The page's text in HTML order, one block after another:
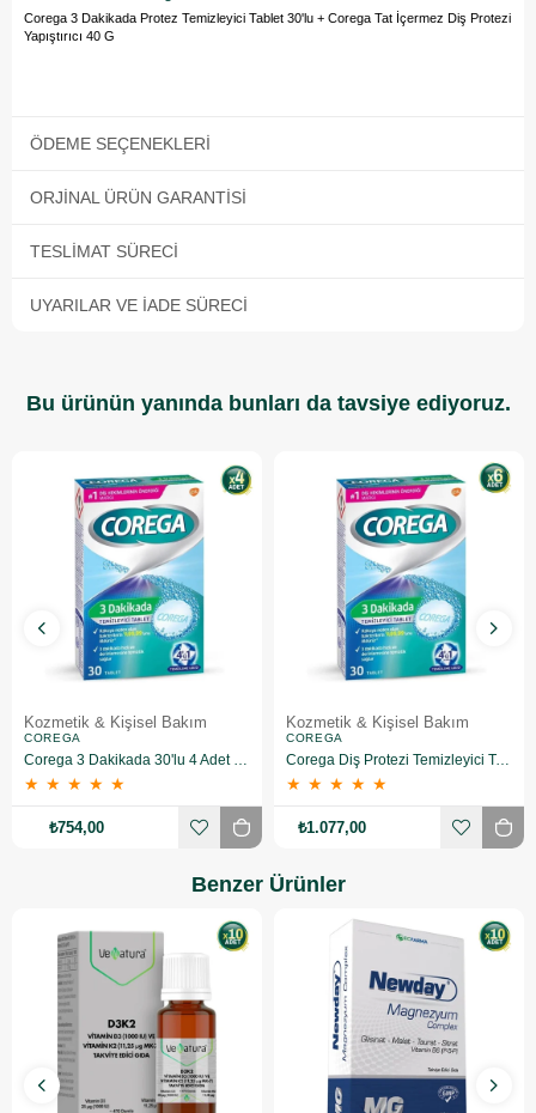
Corega 3 Dakikada Protez Temizleyici Tablet 30'lu + Corega Tat İçermez Diş Protezi
Yapıştırıcı 40 G
ÖDEME SEÇENEKLERI
ORJINAL ÜRÜN GARANTISI
TESLIMAT SÜRECI
UYARILAR VE İADE SÜRECI
Bu ürünün yanında bunları da tavsiye ediyoruz.
Kozmetik & Kişisel Bakım
COREGA
Corega 3 Dakikada 30'lu 4 Adet Protez Temizleme Tableti
★ ★ ★ ★ ★
₺754,00
Kozmetik & Kişisel Bakım
COREGA
Corega Diş Protezi Temizleyici Tablet 6 Adet
★ ★ ★ ★ ★
₺1.077,00
Benzer Ürünler